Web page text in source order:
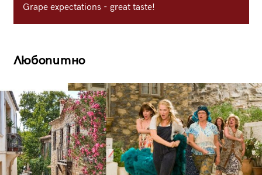
Grape expectations - great taste!
Любопитно